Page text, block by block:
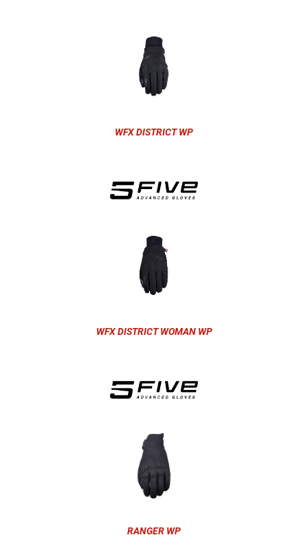
WFX DISTRICT WP
WFX DISTRICT WOMAN WP
RANGER WP